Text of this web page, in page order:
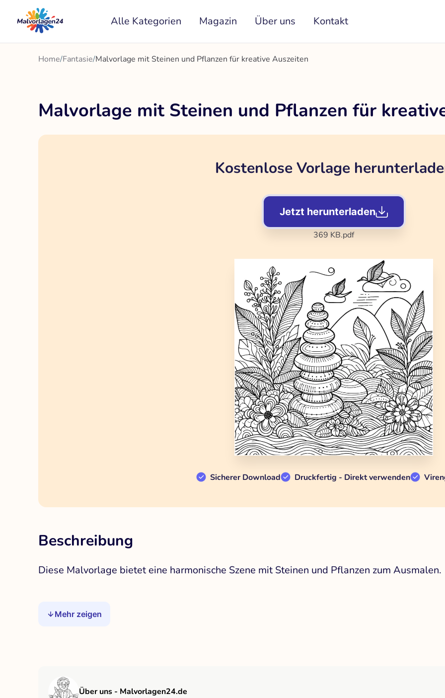
Inhalt
springen
Alle Kategorien Magazin Über uns Kontakt
Home/Fantasie/Malvorlage mit Steinen und Pflanzen für kreative Auszeiten
Malvorlage mit Steinen und Pflanzen für
Kostenlose Vorlage
Jetzt herunterladen
369 KB.pdf
Sicherer Download Druckfertig - Direkt verwenden
Beschreibung
Diese Malvorlage bietet eine harmonische Szene mit Steinen und Pflanzen zum Ausmalen.
Mehr zeigen
Über uns - Malvorlagen24.de